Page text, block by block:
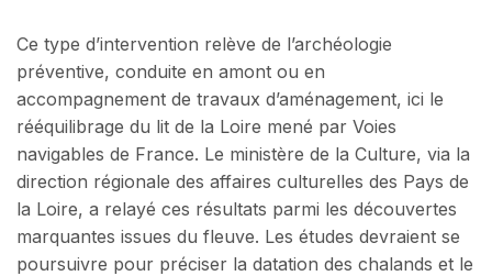
Ce type d’intervention relève de l’archéologie
préventive, conduite en amont ou en
accompagnement de travaux d’aménagement, ici le
rééquilibrage du lit de la Loire mené par Voies
navigables de France. Le ministère de la Culture, via la
direction régionale des affaires culturelles des Pays de
la Loire, a relayé ces résultats parmi les découvertes
marquantes issues du fleuve. Les études devraient se
poursuivre pour préciser la datation des chalands et le